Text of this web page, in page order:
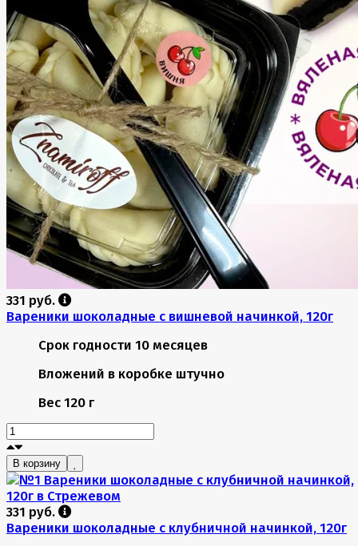
331 руб.
Вареники шоколадные с вишневой начинкой, 120г
Срок годности 10 месяцев
Вложений в коробке штучно
Вес 120 г
В корзину
331 руб.
Вареники шоколадные с клубничной начинкой, 120г